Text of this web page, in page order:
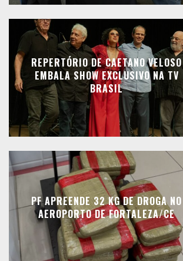
REPERTÓRIO DE CAETANO VELOSO
EMBALA SHOW EXCLUSIVO NA TV
BRASIL
PF APREENDE 32 KG DE DROGA NO
AEROPORTO DE FORTALEZA/CE